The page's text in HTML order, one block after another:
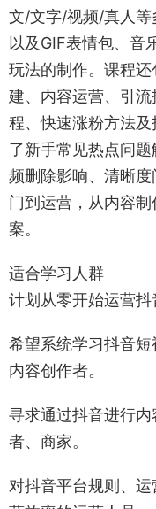
文/文字/视频/真人等
以及GIF表情包、音
玩法的制作。课程
建、内容运营、引
程、快速涨粉方法
了新手常见热点问
频删除影响、清晰
门到运营，从内容
案。
适合学习人群
计划从零开始运营抖
希望系统学习抖音短
内容创作者。
寻求通过抖音进行
者、商家。
对抖音平台规则、